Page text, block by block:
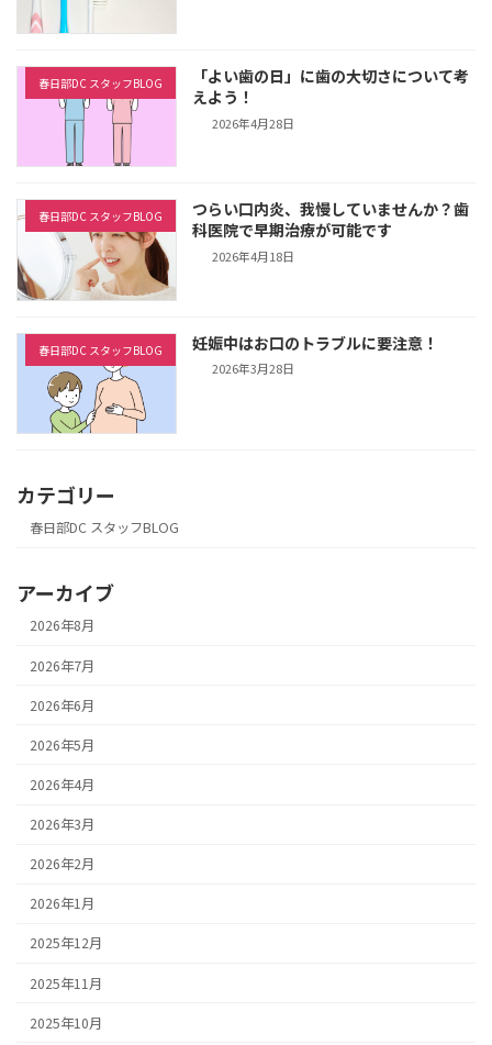
春日部DC スタッフBLOG
「よい歯の日」に歯の大切さについて考
えよう！
2026年4月28日
春日部DC スタッフBLOG
つらい口内炎、我慢していませんか？歯
科医院で早期治療が可能です
2026年4月18日
春日部DC スタッフBLOG 妊娠中はお口のトラブルに要注意！
2026年3月28日
カテゴリー
春日部DC スタッフBLOG
アーカイブ
2026年8月
2026年7月
2026年6月
2026年5月
2026年4月
2026年3月
2026年2月
2026年1月
2025年12月
2025年11月
2025年10月